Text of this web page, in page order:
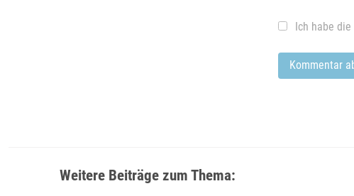
Ich habe die
Weitere Beiträge zum Thema: